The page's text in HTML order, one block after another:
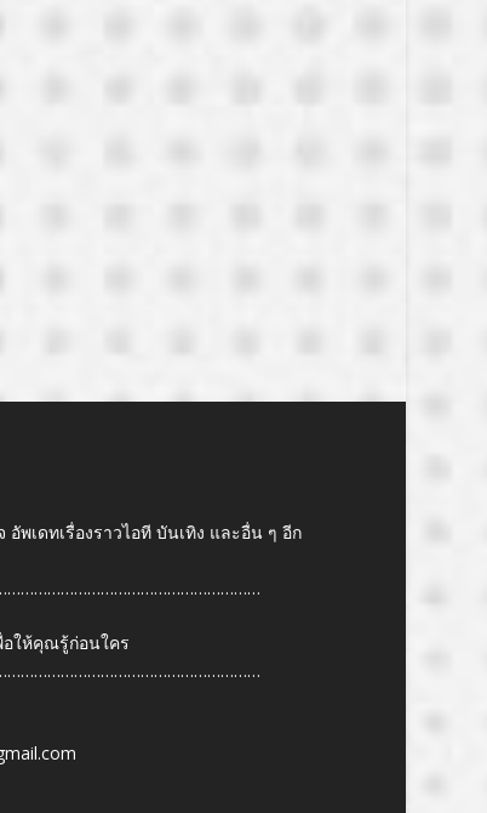
พเดทเรื่องราวไอที บันเทิง และอื่น ๆ อีก
ให้คุณรู้ก่อนใคร